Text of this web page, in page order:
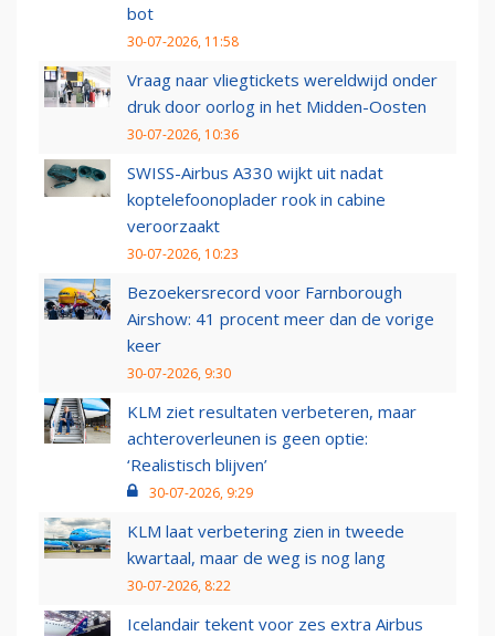
bot
30-07-2026, 11:58
Vraag naar vliegtickets wereldwijd onder
druk door oorlog in het Midden-Oosten
30-07-2026, 10:36
SWISS-Airbus A330 wijkt uit nadat
koptelefoonoplader rook in cabine
veroorzaakt
30-07-2026, 10:23
Bezoekersrecord voor Farnborough
Airshow: 41 procent meer dan de vorige
keer
30-07-2026, 9:30
KLM ziet resultaten verbeteren, maar
achteroverleunen is geen optie:
‘Realistisch blijven’
30-07-2026, 9:29
KLM laat verbetering zien in tweede
kwartaal, maar de weg is nog lang
30-07-2026, 8:22
Icelandair tekent voor zes extra Airbus